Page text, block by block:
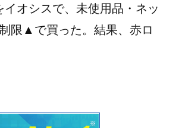
イオシスで、未使用品・ネッ
限▲で買った。結果、赤ロ